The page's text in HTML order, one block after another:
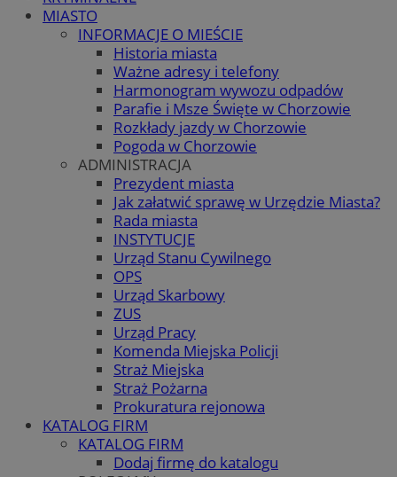
MIASTO
INFORMACJE O MIEŚCIE
Historia miasta
Ważne adresy i telefony
Harmonogram wywozu odpadów
Parafie i Msze Święte w Chorzowie
Rozkłady jazdy w Chorzowie
Pogoda w Chorzowie
ADMINISTRACJA
Prezydent miasta
Jak załatwić sprawę w Urzędzie Miasta?
Rada miasta
INSTYTUCJE
Urząd Stanu Cywilnego
OPS
Urząd Skarbowy
ZUS
Urząd Pracy
Komenda Miejska Policji
Straż Miejska
Straż Pożarna
Prokuratura rejonowa
KATALOG FIRM
KATALOG FIRM
Dodaj firmę do katalogu